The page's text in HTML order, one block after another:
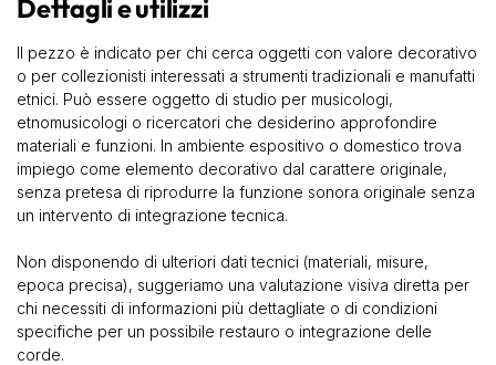
Dettagli e utilizzi
Il pezzo è indicato per chi cerca oggetti con valore decorativo
o per collezionisti interessati a strumenti tradizionali e manufatti
etnici. Può essere oggetto di studio per musicologi,
etnomusicologi o ricercatori che desiderino approfondire
materiali e funzioni. In ambiente espositivo o domestico trova
impiego come elemento decorativo dal carattere originale,
senza pretesa di riprodurre la funzione sonora originale senza
un intervento di integrazione tecnica.
Non disponendo di ulteriori dati tecnici (materiali, misure,
epoca precisa), suggeriamo una valutazione visiva diretta per
chi necessiti di informazioni più dettagliate o di condizioni
specifiche per un possibile restauro o integrazione delle
corde.